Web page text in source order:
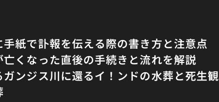
手紙で訃報を伝える際の書き方と注意点
亡くなった直後の手続きと流れを解説
ガンジス川に還るイ！ンドの水葬と死生観